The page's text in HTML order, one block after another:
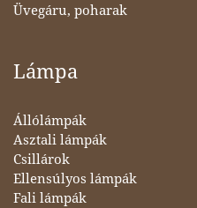
Üvegáru, poharak
Lámpa
Állólámpák
Asztali lámpák
Csillárok
Ellensúlyos lámpák
Fali lámpák